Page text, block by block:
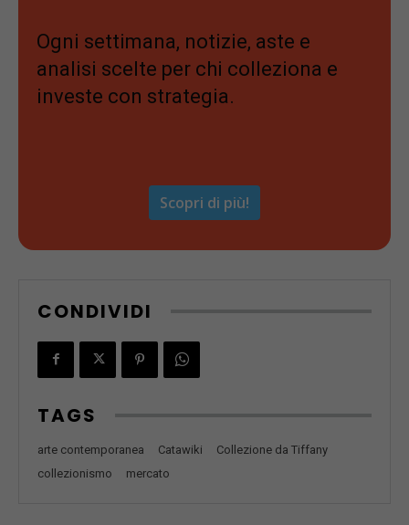
Ogni settimana, notizie, aste e
analisi scelte per chi colleziona e
investe con strategia.
Scopri di più!
CONDIVIDI
TAGS
arte contemporanea Catawiki
Collezione da Tiffany
collezionismo
mercato